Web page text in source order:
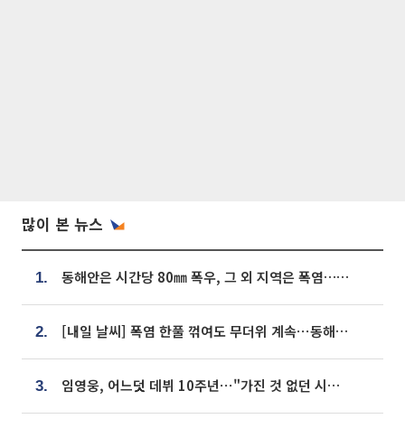
많이 본 뉴스
1. 동해안은 시간당 80㎜ 폭우, 그 외 지역은 폭염…‘극과 극 날씨’
2. [내일 날씨] 폭염 한풀 꺾여도 무더위 계속⋯동해안 이틀 연속 비
3. 임영웅, 어느덧 데뷔 10주년⋯"가진 것 없던 시절, 내 앞엔 20명의 팬뿐"